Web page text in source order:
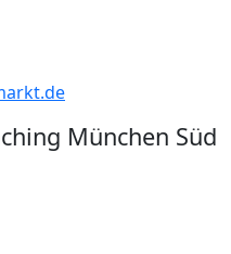
München Süd